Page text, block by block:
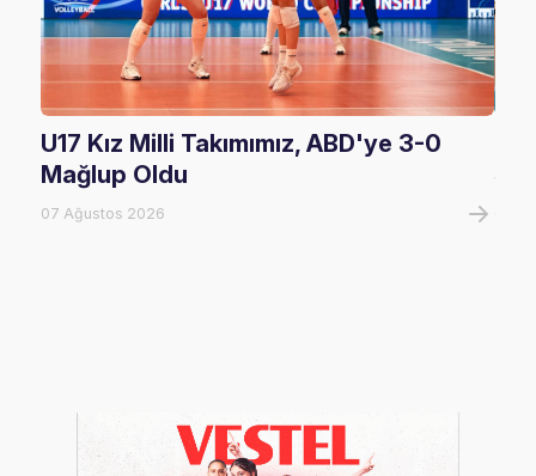
U17 Kız Milli Takımımız, ABD'ye 3-0
Mağlup Oldu
07 Ağustos 2026